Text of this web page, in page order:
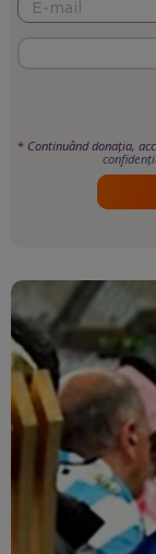
* Continuând donația,